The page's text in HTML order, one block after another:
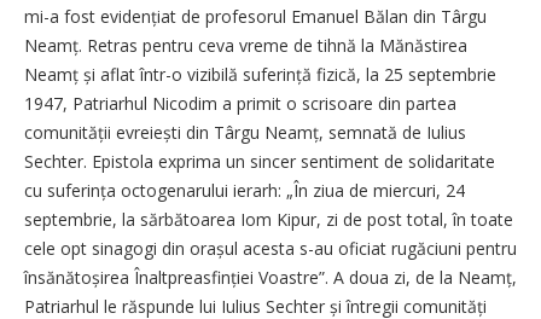
mi-a fost evi­dențiat de profesorul Emanuel Bălan din Târgu
Neamț. Retras pentru ceva vreme de tihnă la Mănăstirea
Neamț și aflat într-o vizibilă suferință fizică, la 25 septembrie
1947, Patriarhul Nicodim a primit o scrisoare din partea
comunității evreiești din Târgu Neamț, semnată de Iulius
Sechter. Epistola exprima un sincer sentiment de solidaritate
cu sufe­rința octogenarului ierarh: „În ziua de miercuri, 24
septembrie, la sărbătoarea Iom Kipur, zi de post total, în toate
cele opt sinagogi din orașul acesta s-au oficiat rugăciuni pentru
însănă­toșirea Înaltpreasfinției Voastre”. A doua zi, de la Neamț,
Patriarhul le răspunde lui Iulius Sechter și întregii comunități